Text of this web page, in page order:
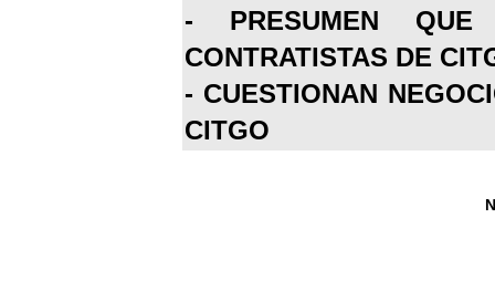
- PRESUMEN
CONTRATISTAS DE
- CUESTIONAN
CITGO